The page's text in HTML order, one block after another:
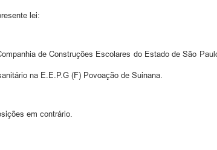
lei:
de Construções Escolares do Estado de São
na E.E.P.G (F) Povoação de Suinana.
em contrário.